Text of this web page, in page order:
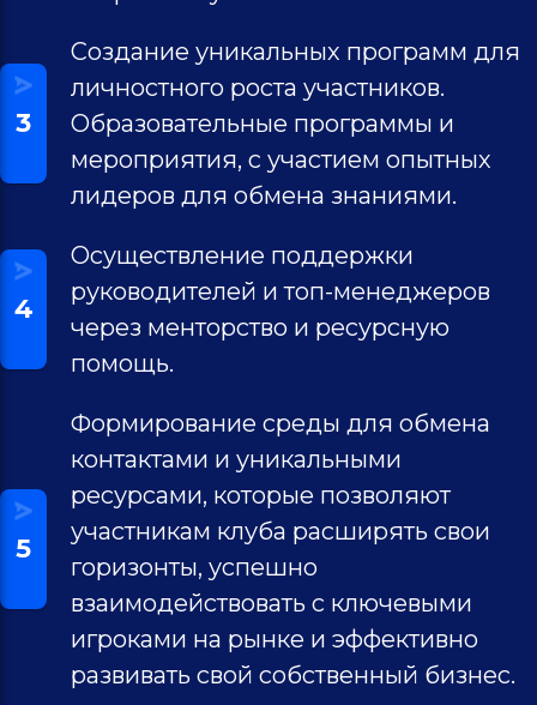
3
Создание уникальных программ для
личностного роста участников.
Образовательные программы и
мероприятия, с участием опытных
лидеров для обмена знаниями.
4
Осуществление поддержки
руководителей и топ-менеджеров
через менторство и ресурсную
помощь.
5
Формирование среды для обмена
контактами и уникальными
ресурсами, которые позволяют
участникам клуба расширять свои
горизонты, успешно
взаимодействовать с ключевыми
игроками на рынке и эффективно
развивать свой собственный бизнес.